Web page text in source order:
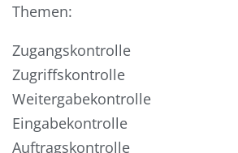
Themen:
Zugangskontrolle
Zugriffskontrolle
Weitergabekontrolle
Eingabekontrolle
Auftragskontrolle